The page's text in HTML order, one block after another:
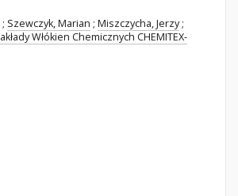
; Szewczyk, Marian ; Miszczycha, Jerzy ;
Włókien Chemicznych CHEMITEX-